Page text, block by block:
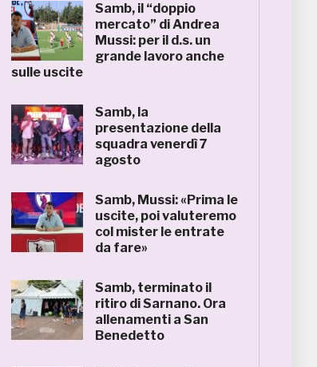
Samb, il “doppio
mercato” di Andrea
Mussi: per il d.s. un
grande lavoro anche
sulle uscite
Samb, la
presentazione della
squadra venerdì 7
agosto
Samb, Mussi: «Prima le
uscite, poi valuteremo
col mister le entrate
da fare»
Samb, terminato il
ritiro di Sarnano. Ora
allenamenti a San
Benedetto